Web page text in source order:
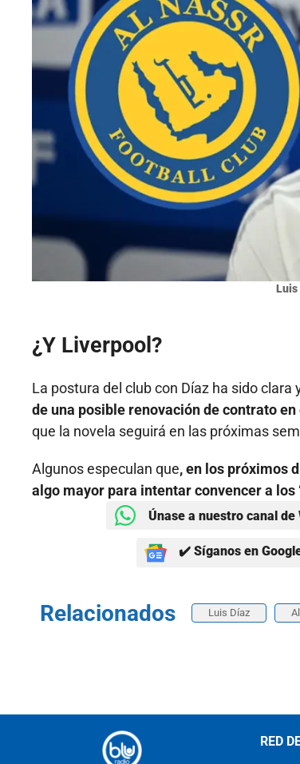
Luis
¿Y Liverpool?
La postura del club con Díaz ha sido
de una posible renovación de contrato
que la novela seguirá en las próximas
Algunos especulan que, en los próximos
algo mayor para intentar convencer a los
Únase a nuestro canal
✔️ Síganos en
Relacionados Luis Díaz
RED